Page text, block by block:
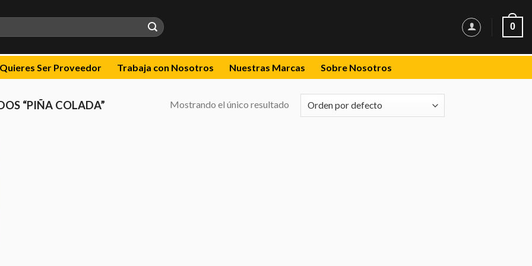
0
Quieres Ser Proveedor Trabaja con Nosotros Nuestras Marcas Sobre Nosotros
“PIÑA COLADA” Mostrando el único resultado
de